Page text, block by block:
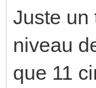
Juste un
niveau
que 11